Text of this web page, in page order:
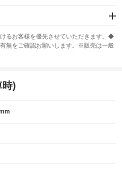
ド
ABS
るお客様を優先させていただきます。◆
無をご確認お願いします。※販売は一般
時)